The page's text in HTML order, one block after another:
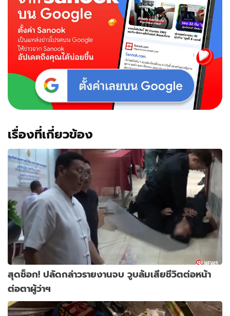
เรื่องที่เกี่ยวข้อง
สุดช็อก! ปลัดกล่าวรายงานจบ วูบล้มเสียชีวิตต่อหน้า
ต่อตาผู้ว่าฯ